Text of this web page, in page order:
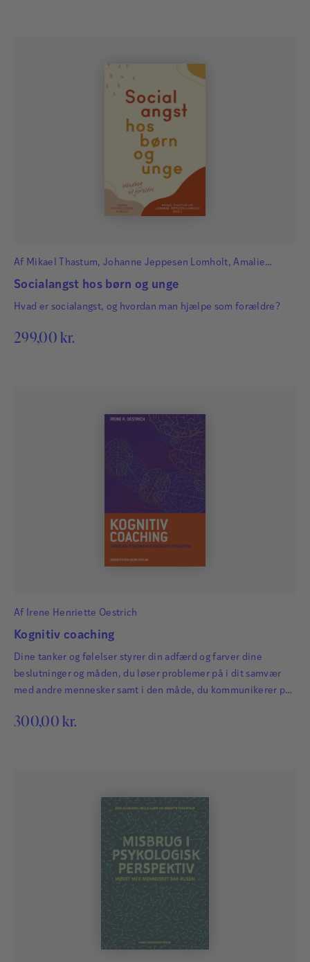
Af Mikael Thastum,Johanne Jeppesen Lomholt,Amalie
Dalgaard Nielsen
Ciara Laybourn og
Socialangst hos børn og unge
Hvad er socialangst, og hvordan man hjælpe som forældre?
299,00 kr.
Af Irene Henriette Oestrich
Kognitiv coaching
Dine tanker og følelser styrer din adfærd og farver dine
beslutninger og måden, du løser problemer på i dit samvær
med andre mennesker samt i den måde, du kommunikerer på.
når de er syge, medfører det destruktion og mistrivsel. I
300,00 kr.